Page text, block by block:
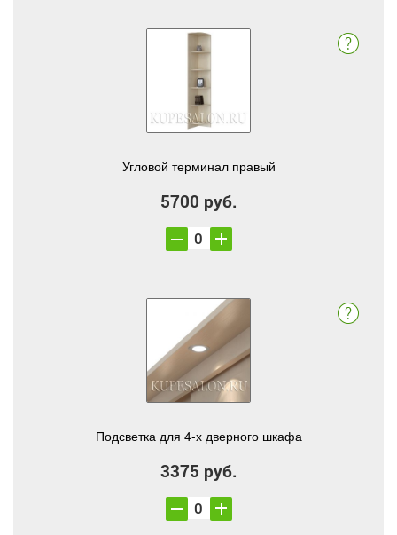
Угловой терминал правый
5700 руб.
Подсветка для 4-х дверного шкафа
3375 руб.